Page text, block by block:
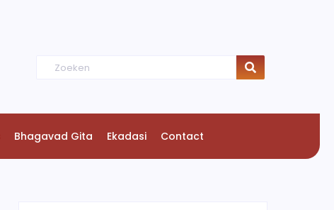
Bhagavad Gita Ekadasi Contact